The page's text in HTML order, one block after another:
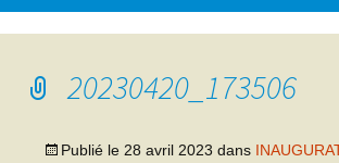
20230420_173506
Publié le 28 avril 2023 dans